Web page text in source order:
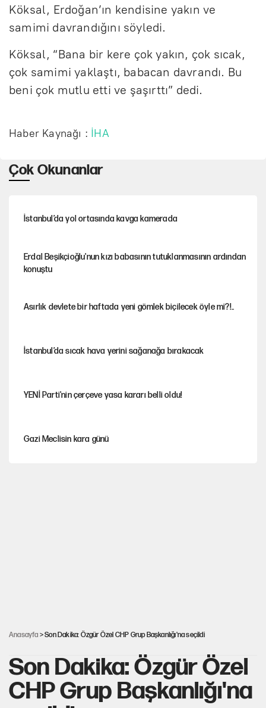
Köksal, Erdoğan’ın kendisine yakın ve
samimi davrandığını söyledi.
Köksal, “Bana bir kere çok yakın, çok sıcak,
çok samimi yaklaştı, babacan davrandı. Bu
beni çok mutlu etti ve şaşırttı” dedi.
Haber Kaynağı : İHA
Çok Okunanlar
İstanbul’da yol ortasında kavga kamerada
Erdal Beşikçioğlu'nun kızı babasının tutuklanmasının ardından
konuştu
Asırlık devlete bir haftada yeni gömlek biçilecek öyle mi?!..
İstanbul’da sıcak hava yerini sağanağa bırakacak
YENİ Parti'nin çerçeve yasa kararı belli oldu!
Gazi Meclisin kara günü
Anasayfa > Son Dakika: Özgür Özel CHP Grup Başkanlığı'na seçildi
Son Dakika: Özgür Özel
CHP Grup Başkanlığı'na